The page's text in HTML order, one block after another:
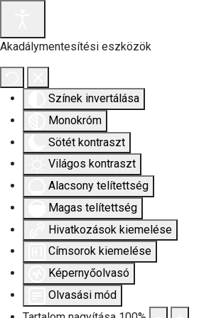
Akadálymentesítési eszközök
Színek invertálása
Monokróm
Sötét kontraszt
Világos kontraszt
Alacsony telítettség
Magas telítettség
Hivatkozások kiemelése
Címsorok kiemelése
Képernyőolvasó
Olvasási mód